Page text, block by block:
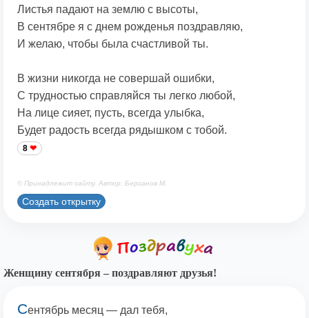
Листья падают на землю с высоты,
В сентябре я с днем рожденья поздравляю,
И желаю, чтобы была счастливой ты.
В жизни никогда не совершай ошибки,
С трудностью справляйся ты легко любой,
На лице сияет, пусть, всегда улыбка,
Будет радость всегда рядышком с тобой.
8
© Принадлежит сайту. Автор: Берсанов М.
Создать открытку
Женщину сентября – поздравляют друзья!
Сентябрь месяц — дал тебя,